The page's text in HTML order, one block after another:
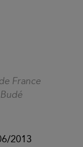
France
2013